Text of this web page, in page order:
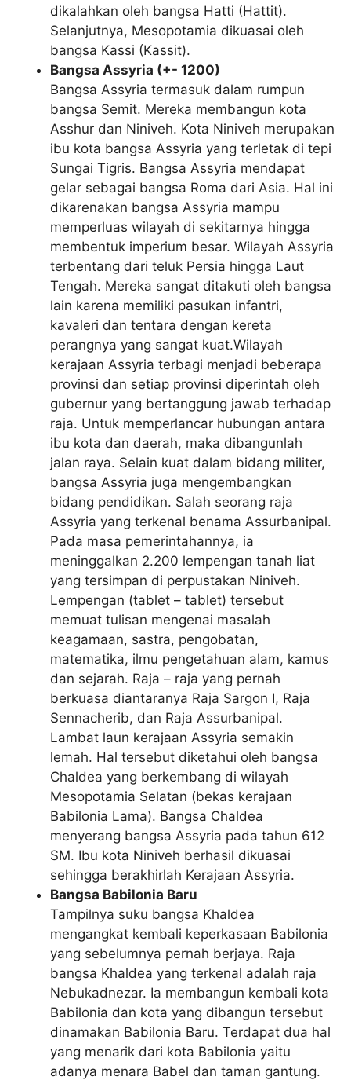
dikalahkan oleh bangsa Hatti (Hattit).
Selanjutnya, Mesopotamia dikuasai oleh
bangsa Kassi (Kassit).
Bangsa Assyria (+- 1200)
Bangsa Assyria termasuk dalam rumpun
bangsa Semit. Mereka membangun kota
Asshur dan Niniveh. Kota Niniveh merupakan
ibu kota bangsa Assyria yang terletak di tepi
Sungai Tigris. Bangsa Assyria mendapat
gelar sebagai bangsa Roma dari Asia. Hal ini
dikarenakan bangsa Assyria mampu
memperluas wilayah di sekitarnya hingga
membentuk imperium besar. Wilayah Assyria
terbentang dari teluk Persia hingga Laut
Tengah. Mereka sangat ditakuti oleh bangsa
lain karena memiliki pasukan infantri,
kavaleri dan tentara dengan kereta
perangnya yang sangat kuat.Wilayah
kerajaan Assyria terbagi menjadi beberapa
provinsi dan setiap provinsi diperintah oleh
gubernur yang bertanggung jawab terhadap
raja. Untuk memperlancar hubungan antara
ibu kota dan daerah, maka dibangunlah
jalan raya. Selain kuat dalam bidang militer,
bangsa Assyria juga mengembangkan
bidang pendidikan. Salah seorang raja
Assyria yang terkenal benama Assurbanipal.
Pada masa pemerintahannya, ia
meninggalkan 2.200 lempengan tanah liat
yang tersimpan di perpustakan Niniveh.
Lempengan (tablet – tablet) tersebut
memuat tulisan mengenai masalah
keagamaan, sastra, pengobatan,
matematika, ilmu pengetahuan alam, kamus
dan sejarah. Raja – raja yang pernah
berkuasa diantaranya Raja Sargon I, Raja
Sennacherib, dan Raja Assurbanipal.
Lambat laun kerajaan Assyria semakin
lemah. Hal tersebut diketahui oleh bangsa
Chaldea yang berkembang di wilayah
Mesopotamia Selatan (bekas kerajaan
Babilonia Lama). Bangsa Chaldea
menyerang bangsa Assyria pada tahun 612
SM. Ibu kota Niniveh berhasil dikuasai
sehingga berakhirlah Kerajaan Assyria.
Bangsa Babilonia Baru
Tampilnya suku bangsa Khaldea
mengangkat kembali keperkasaan Babilonia
yang sebelumnya pernah berjaya. Raja
bangsa Khaldea yang terkenal adalah raja
Nebukadnezar. Ia membangun kembali kota
Babilonia dan kota yang dibangun tersebut
dinamakan Babilonia Baru. Terdapat dua hal
yang menarik dari kota Babilonia yaitu
adanya menara Babel dan taman gantung.